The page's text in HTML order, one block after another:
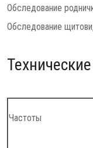
Обследование
Обследование
Частоты